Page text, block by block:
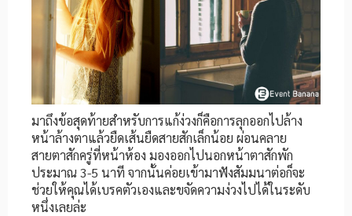
มาถึงข้อสุดท้ายสำหรับการแก้ง่วงก็คือการลุกออกไปล้าง
หน้าล้างตาแล้วยืดเส้นยืดสายสักเล็กน้อย ผ่อนคลาย
สายตาสักครู่ที่หน้าห้อง มองออกไปนอกหน้าตาสักพัก
ประมาณ 3-5 นาที จากนั้นค่อยเข้ามาฟังสัมมนาต่อก็จะ
ช่วยให้คุณได้เบรคตัวเองและขจัดความง่วงไปได้ในระดับ
หนึ่งเลยล่ะ